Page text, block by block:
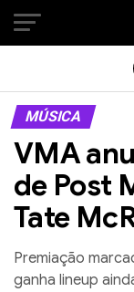
MÚSICA
VMA
de Post
Tate
Premiação
ganha lineup